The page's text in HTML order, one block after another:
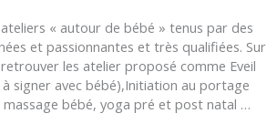
« autour de bébé » tenus par des
et passionnantes et très qualifiées. Sur
les atelier proposé comme Eveil
signer avec bébé),Initiation au portage
bébé, yoga pré et post natal …